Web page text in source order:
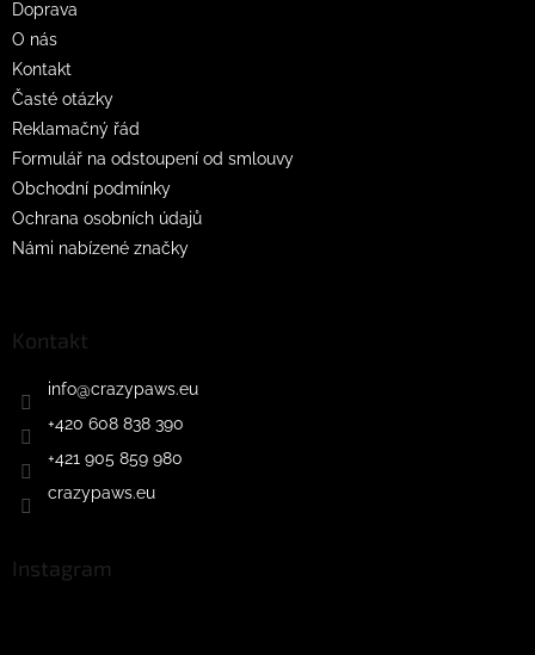
ý
Doprava
O nás
Kontakt
Časté otázky
Reklamačný řád
Formulář na odstoupení od smlouvy
Obchodní podmínky
Ochrana osobních údajů
Námi nabízené značky
Kontakt
info@crazypaws.eu
+420 608 838 390
+421 905 859 980
crazypaws.eu
Instagram